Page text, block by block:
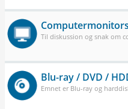
Computermonitors
Til diskussion og snak om
Blu-ray / DVD /
Emnet er Blu-ray og